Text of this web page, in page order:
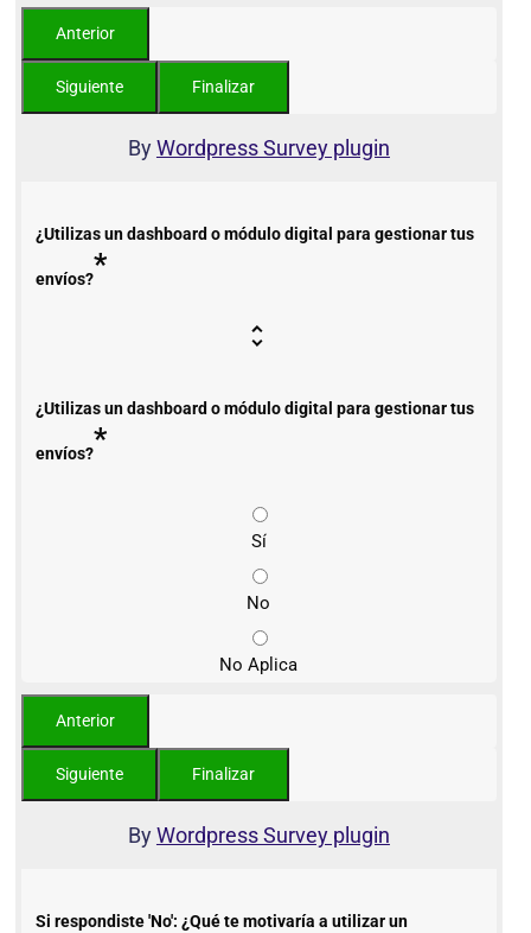
ByWordpress Survey plugin
¿Utilizas un dashboard o módulo digital para gestionar tus
envíos?*
¿Utilizas un dashboard o módulo digital para gestionar tus
envíos?*
Sí
No
No Aplica
ByWordpress Survey plugin
Si respondiste 'No': ¿Qué te motivaría a utilizar un